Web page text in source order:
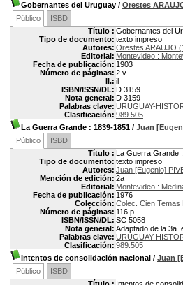
Gobernantes del Uruguay / Orestes
Público
ISBD
Título : Gobernantes del
Tipo de documento: texto impreso
Autores: Orestes ARAUJO
Editorial: Montevideo :
Fecha de publicación: 1903
Número de páginas: 2 v.
Il.: il
ISBN/ISSN/DL: D 3159
Nota general: D 3159
Palabras clave: URUGUAY-
Clasificación: 989.505
La Guerra Grande : 1839-1851 / Juan
Público
ISBD
Título : La Guerra Grande
Tipo de documento: texto impreso
Autores: Juan [Eugenio]
Mención de edición: 2a
Editorial: Montevideo :
Fecha de publicación: 1976
Colección: Colec. Cien Temas
Número de páginas: 116 p
ISBN/ISSN/DL: SC 5058
Nota general: Adaptado de la 3a.
Palabras clave: URUGUAY-
Clasificación: 989.505
Intentos de consolidación nacional / Juan
Público
ISBD